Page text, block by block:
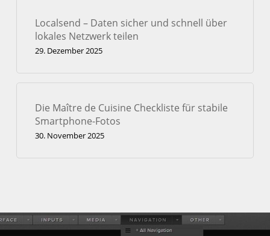
Localsend – Daten sicher und schnell über
lokales Netzwerk teilen
29. Dezember 2025
Die Maître de Cuisine Checkliste für stabile
Smartphone-Fotos
30. November 2025